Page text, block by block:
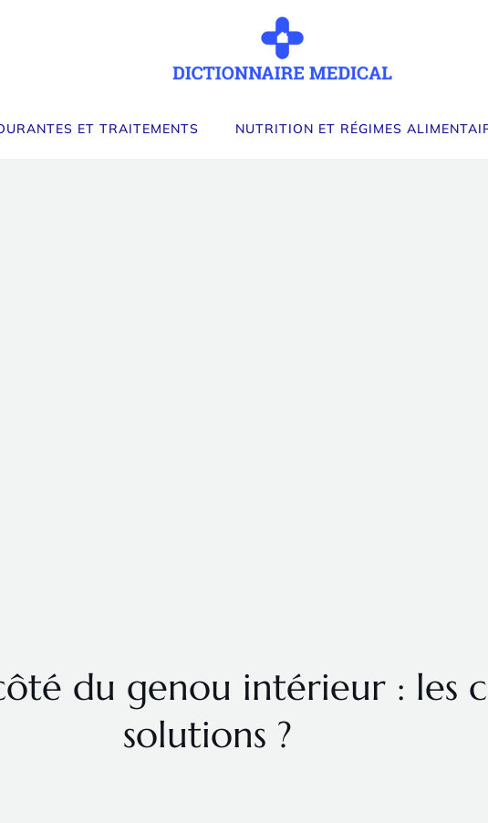
ET TRAITEMENTS NUTRITION ET RÉGIMES
du genou intérieur : les
solutions ?